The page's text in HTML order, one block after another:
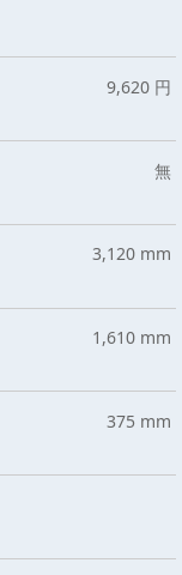
9,620 円
無
3,120 mm
1,610 mm
375 mm